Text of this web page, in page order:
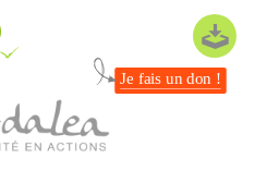
Je fais un don !